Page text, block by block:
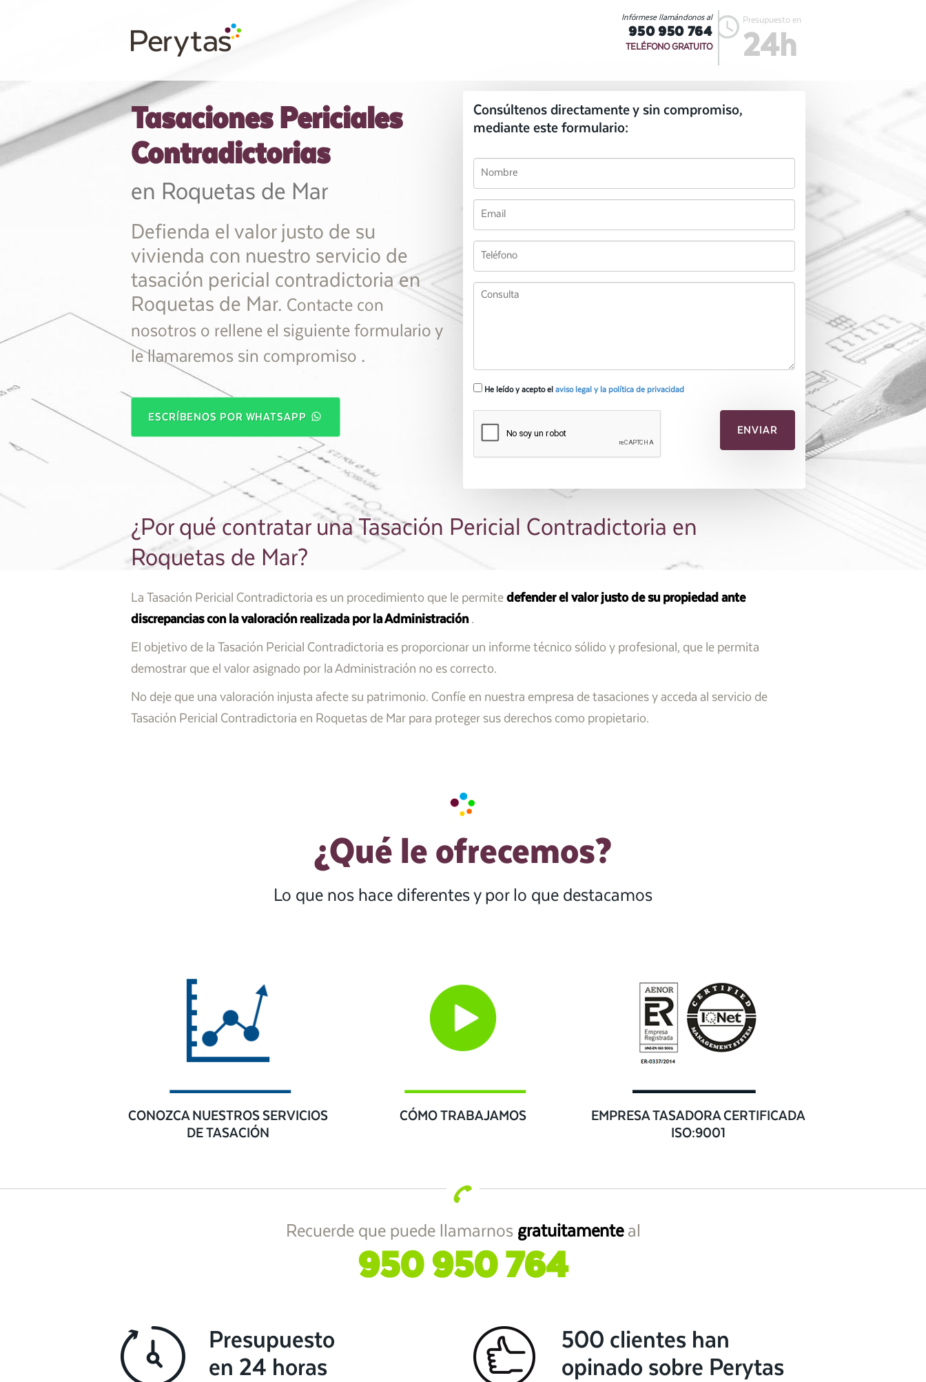
Presupuesto en
24h
Infórmese llamándonos al
950 950 764
TELÉFONO GRATUITO
Tasaciones Periciales
Contradictorias
en Roquetas de Mar
Defienda el valor justo de su
vivienda con nuestro servicio de
tasación pericial contradictoria en
Roquetas de Mar. Contacte con
nosotros o rellene el siguiente formulario y
le llamaremos sin compromiso .
ESCRÍBENOS POR WHATSAPP
Consúltenos directamente y sin compromiso,
mediante este formulario:
He leído y acepto el aviso legal y la política de privacidad
¿Por qué contratar una Tasación Pericial Contradictoria en
Roquetas de Mar?
La Tasación Pericial Contradictoria es un procedimiento que le permitedefender el valor justo de su propiedad ante
discrepancias con la valoración realizada por la Administración.
El objetivo de la Tasación Pericial Contradictoria es proporcionar un informe técnico sólido y profesional, que le permita
demostrar que el valor asignado por la Administración no es correcto.
No deje que una valoración injusta afecte su patrimonio. Confíe en nuestra empresa de tasaciones y acceda al servicio de
Tasación Pericial Contradictoria en Roquetas de Mar para proteger sus derechos como propietario.
¿Qué le ofrecemos?
Lo que nos hace diferentes y por lo que destacamos
CONOZCA NUESTROS SERVICIOS
DE TASACIÓN
CÓMO TRABAJAMOS
EMPRESA TASADORA CERTIFICADA
ISO:9001
Recuerde que puede llamarnos gratuitamenteal
950 950 764
Presupuesto
en 24 horas
500 clientes han
opinado sobre Perytas